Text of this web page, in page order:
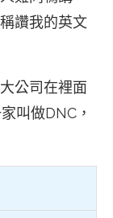
讚我的英文
公司在裡面
叫做DNC，